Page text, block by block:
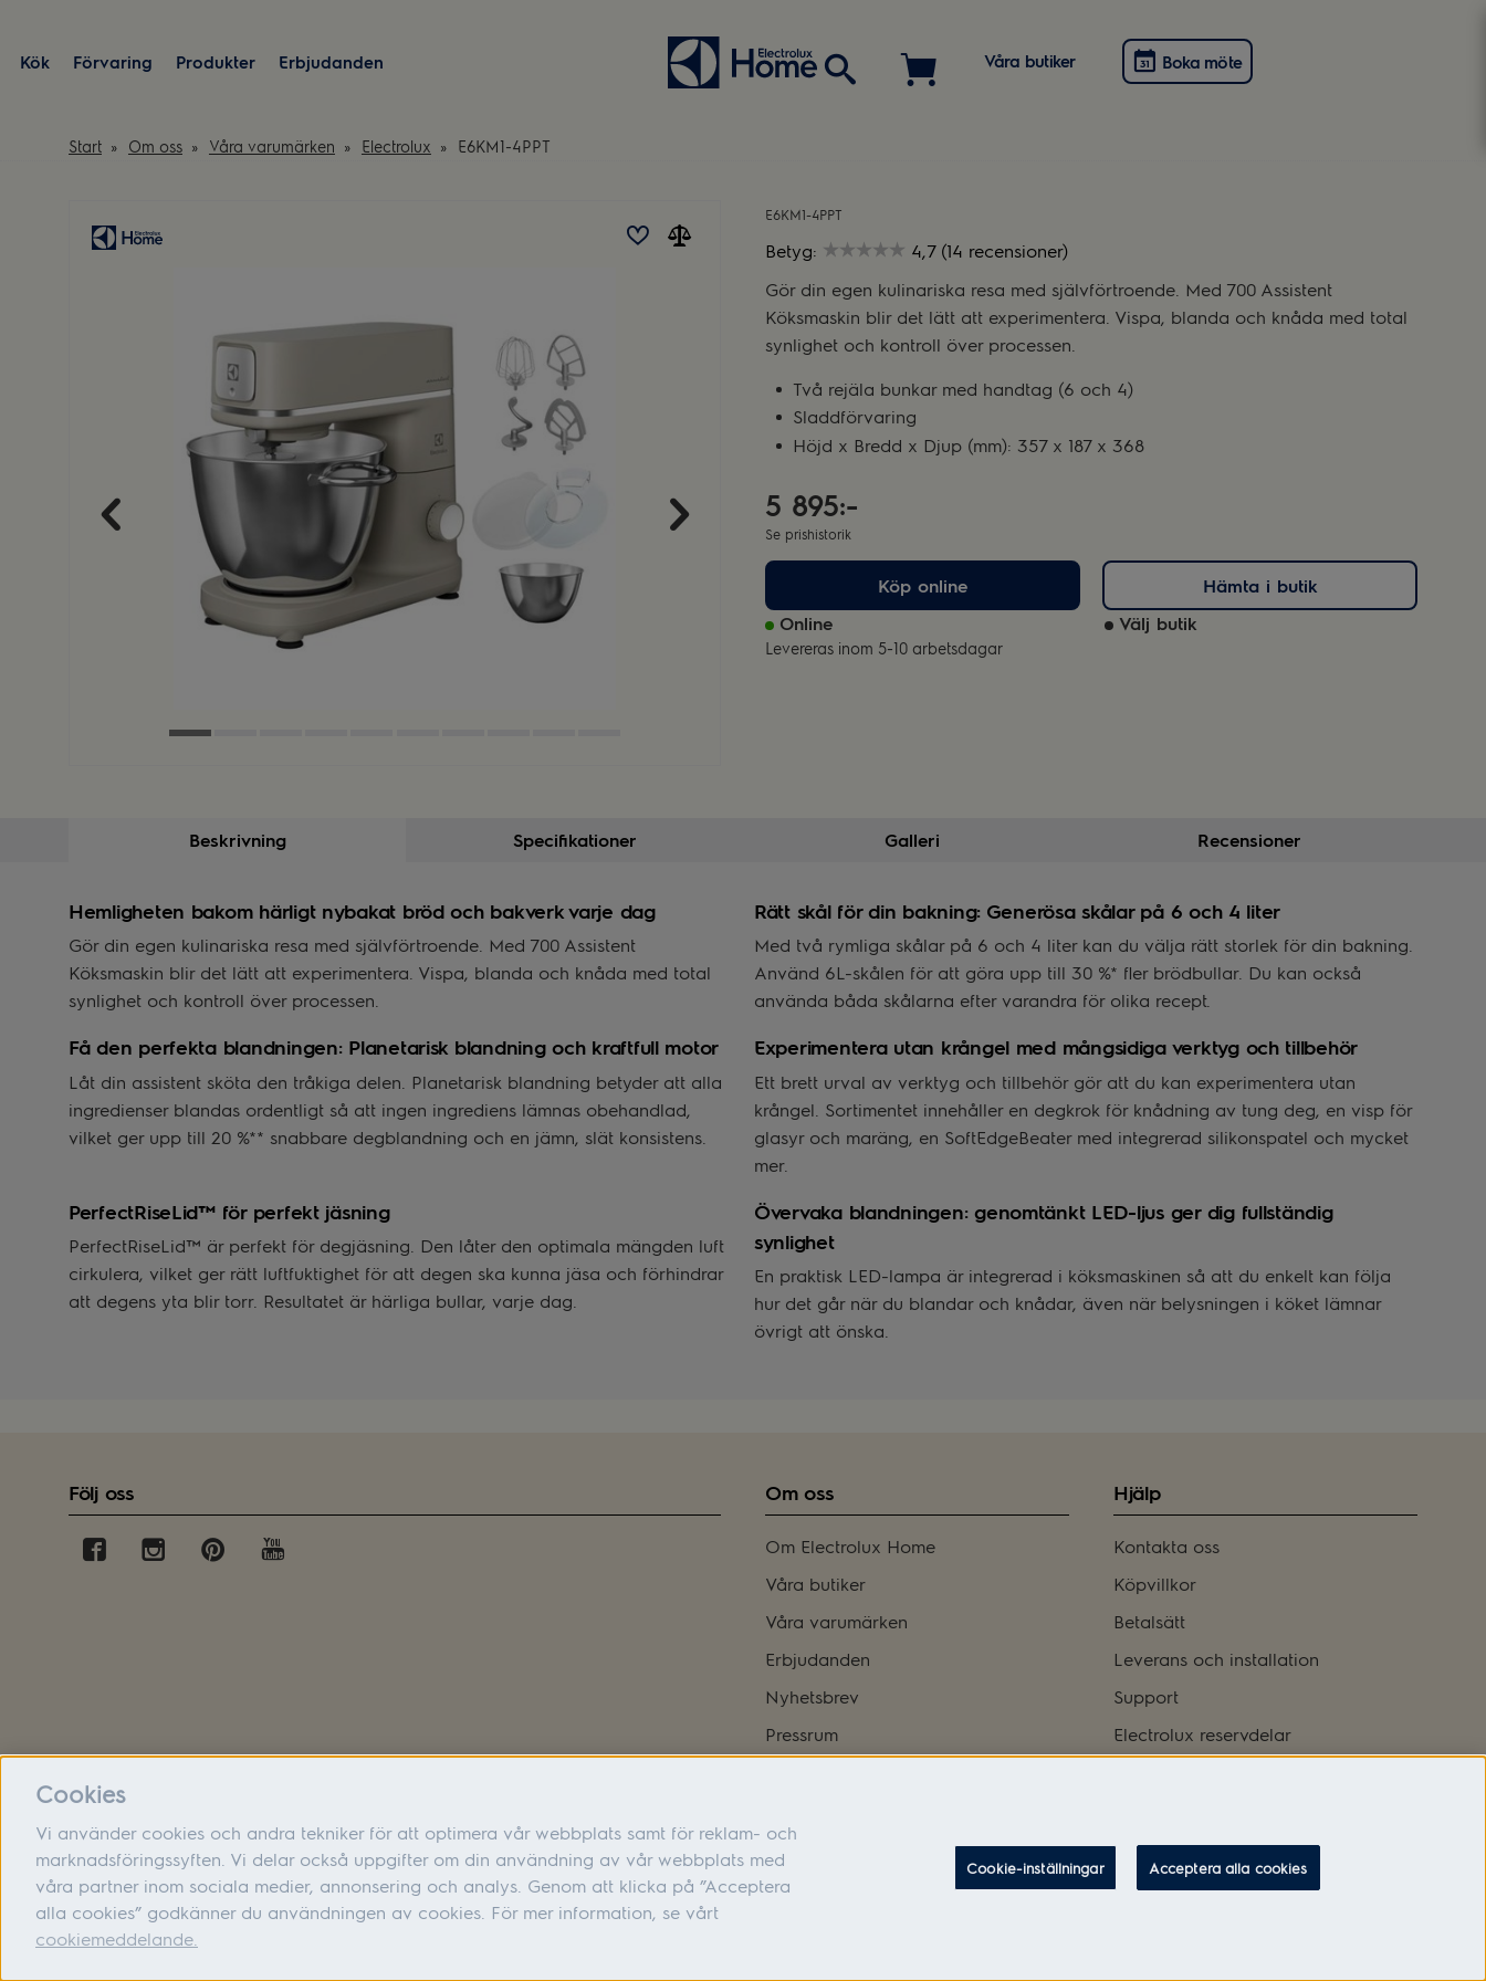
Kök Förvaring Produkter Erbjudanden Våra butiker Boka möte
Start Om oss Våra varumärken Electrolux E6KM1-4PPT
E6KM1-4PPT
Betyg:
4,7 (14 recensioner)
Gör din egen kulinariska resa med självförtroende. Med 700 Assistent
Köksmaskin blir det lätt att experimentera. Vispa, blanda och knåda med total
synlighet och kontroll över processen.
Två rejäla bunkar med handtag (6 och 4)
Sladdförvaring
Höjd x Bredd x Djup (mm): 357 x 187 x 368
5 895:-
Se prishistorik
Köp online
Online
Levereras inom 5-10 arbetsdagar
Hämta i butik
Välj butik
Beskrivning Specifikationer Galleri Recensioner
Hemligheten bakom härligt nybakat bröd och bakverk varje dag
Gör din egen kulinariska resa med självförtroende. Med 700 Assistent
Köksmaskin blir det lätt att experimentera. Vispa, blanda och knåda med total
synlighet och kontroll över processen.
Rätt skål för din bakning: Generösa skålar på 6 och 4 liter
Med två rymliga skålar på 6 och 4 liter kan du välja rätt storlek för din bakning.
Använd 6L-skålen för att göra upp till 30 %* fler brödbullar. Du kan också
använda båda skålarna efter varandra för olika recept.
Få den perfekta blandningen: Planetarisk blandning och kraftfull motor
Låt din assistent sköta den tråkiga delen. Planetarisk blandning betyder att alla
ingredienser blandas ordentligt så att ingen ingrediens lämnas obehandlad,
vilket ger upp till 20 %** snabbare degblandning och en jämn, slät konsistens.
Experimentera utan krångel med mångsidiga verktyg och tillbehör
Ett brett urval av verktyg och tillbehör gör att du kan experimentera utan
krångel. Sortimentet innehåller en degkrok för knådning av tung deg, en visp för
glasyr och maräng, en SoftEdgeBeater med integrerad silikonspatel och mycket
mer.
PerfectRiseLid™ för perfekt jäsning
PerfectRiseLid™ är perfekt för degjäsning. Den låter den optimala mängden luft
cirkulera, vilket ger rätt luftfuktighet för att degen ska kunna jäsa och förhindrar
att degens yta blir torr. Resultatet är härliga bullar, varje dag.
Övervaka blandningen: genomtänkt LED-ljus ger dig fullständig
synlighet
En praktisk LED-lampa är integrerad i köksmaskinen så att du enkelt kan följa
hur det går när du blandar och knådar, även när belysningen i köket lämnar
övrigt att önska.
Följ oss Om oss
Om Electrolux Home
Våra butiker
Våra varumärken
Erbjudanden
Nyhetsbrev
Pressrum
Tillgänglighetsredogörelse
Cookies
Hjälp
Kontakta oss
Köpvillkor
Betalsätt
Leverans och installation
Support
Electrolux reservdelar
Cookies
Vi använder cookies och andra tekniker för att optimera vår webbplats samt för reklam- och
marknadsföringssyften. Vi delar också uppgifter om din användning av vår webbplats med
våra partner inom sociala medier, annonsering och analys. Genom att klicka på ”Acceptera
alla cookies” godkänner du användningen av cookies. För mer information, se vårt
cookiemeddelande.
Cookie-inställningar Acceptera alla cookies